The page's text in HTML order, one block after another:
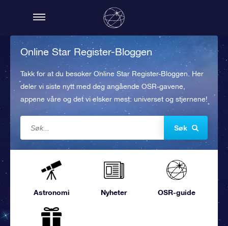
Online Star Register-Bloggen
Takk for at du besøker Online Star Register-Bloggen. Her
deler vi siste nytt med deg angående OSR-gavene,
appene våre og det vi elsker mest: universet og stjernene!
Søk
Astronomi Nyheter OSR-guide